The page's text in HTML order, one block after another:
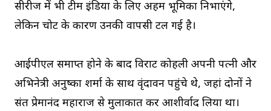
सीरीज में भी टीम इंडिया के लिए अहम भूमिका निभाएंगे,
लेकिन चोट के कारण उनकी वापसी टल गई है।
आईपीएल समाप्त होने के बाद विराट कोहली अपनी पत्नी और
अभिनेत्री अनुष्का शर्मा के साथ वृंदावन पहुंचे थे, जहां दोनों ने
संत प्रेमानंद महाराज से मुलाकात कर आशीर्वाद लिया था।